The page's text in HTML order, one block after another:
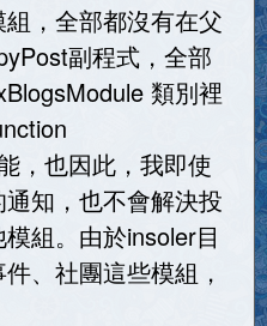
，全部都沒有在父
副程式，全部
類別裡
，也因此，我即使
知，也不會解決投
組。由於insoler目
、社團這些模組，